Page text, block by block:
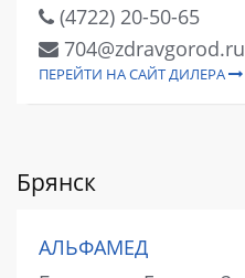
(4722) 20-50-65
704@zdravgorod.ru
ПЕРЕЙТИ НА САЙТ ДИЛЕРА
Брянск
АЛЬФАМЕД